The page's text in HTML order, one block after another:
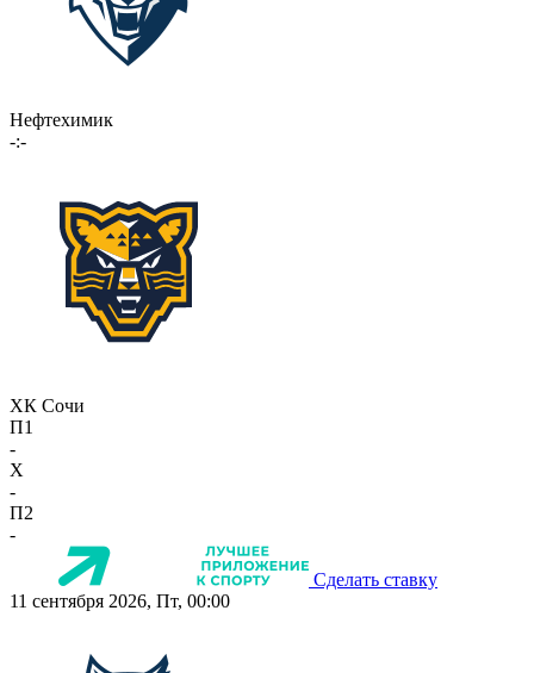
Нефтехимик
-:-
ХК Сочи
П1
-
X
-
П2
-
Сделать ставку
11 сентября 2026, Пт, 00:00